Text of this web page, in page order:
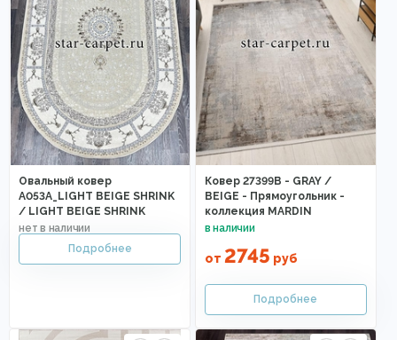
Овальный ковер
A053A_LIGHT BEIGE SHRINK
/ LIGHT BEIGE SHRINK
Ковер 27399B - GRAY /
BEIGE - Прямоугольник -
коллекция MARDIN
от 2745 руб